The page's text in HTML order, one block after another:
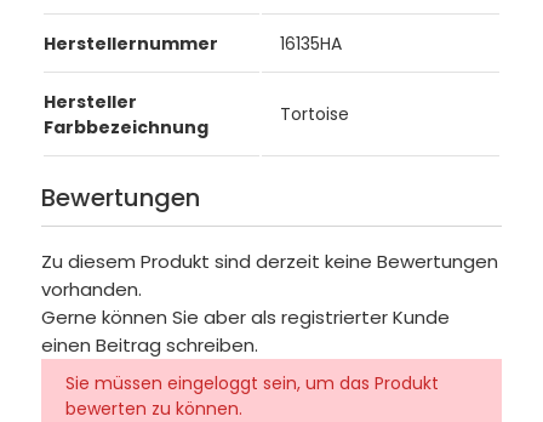
Herstellernummer 16135HA
Hersteller
Farbbezeichnung
Tortoise
Bewertungen
Zu diesem Produkt sind derzeit keine Bewertungen
vorhanden.
Gerne können Sie aber als registrierter Kunde
einen Beitrag schreiben.
Sie müssen eingeloggt sein, um das Produkt
bewerten zu können.